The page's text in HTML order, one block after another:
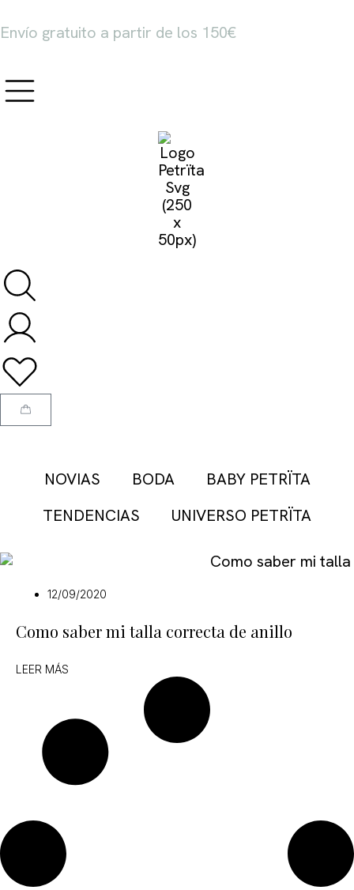
Envío gratuito a partir de los 150€
NOVIAS BODA
BABY PETRÏTA
TENDENCIAS
UNIVERSO PETRÏTA
12/09/2020
Como saber mi talla correcta de anillo
LEER MÁS